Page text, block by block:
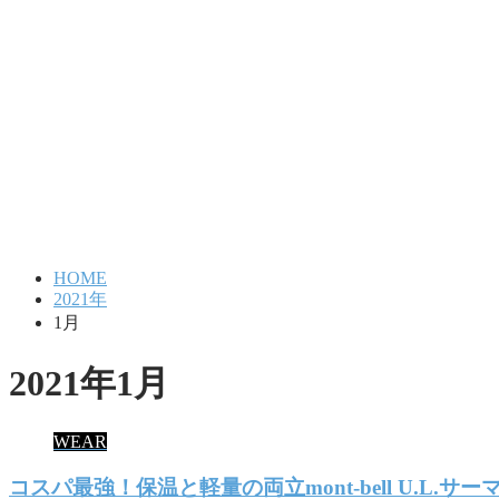
HOME
2021年
1月
2021年1月
WEAR
コスパ最強！保温と軽量の両立mont-bell U.L.サー